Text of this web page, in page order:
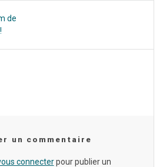
de
un commentaire
connecterpour publier un